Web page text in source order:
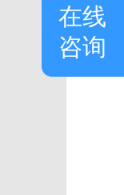
在线
咨询